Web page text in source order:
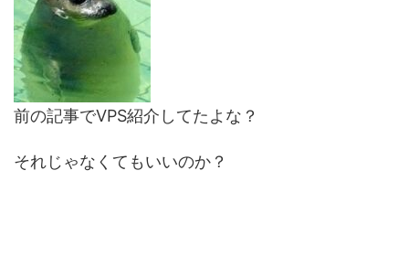
前の記事でVPS紹介してたよな？
それじゃなくてもいいのか？